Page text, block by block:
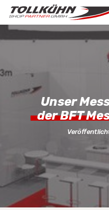
Unser
der BFT